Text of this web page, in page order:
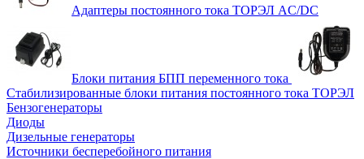
Адаптеры постоянного тока ТОРЭЛ AC/DC
Блоки питания БПП переменного тока
Стабилизированные блоки питания постоянного тока ТОРЭЛ
Бензогенераторы
Диоды
Дизельные генераторы
Источники бесперебойного питания